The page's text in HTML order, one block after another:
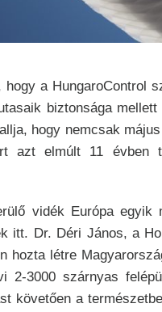
a HungaroControl
biztonsága
hogy nemcsak
azt elmúlt 11 évben
vidék Európa egyik
itt. Dr. Déri János, a
hozta létre
2-3000 szárnyas
követően a